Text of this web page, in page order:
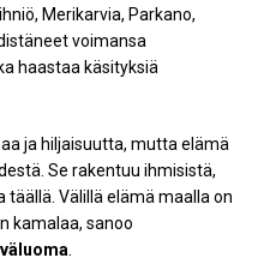
Merikarvia, Parkano,
voimansa
haastaa käsityksiä
ja hiljaisuutta, mutta elämä
Se rakentuu ihmisistä,
Välillä elämä maalla on
kamalaa, sanoo